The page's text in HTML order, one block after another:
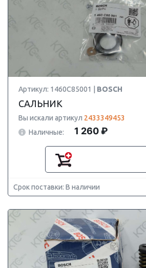
Артикул: 1460C85001 | BOSCH
САЛЬНИК
Вы искали артикул 2433349453
Наличные:
1 260 ₽
Срок поставки: В наличии